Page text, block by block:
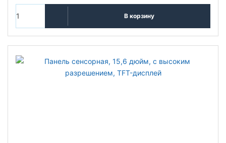
В корзину